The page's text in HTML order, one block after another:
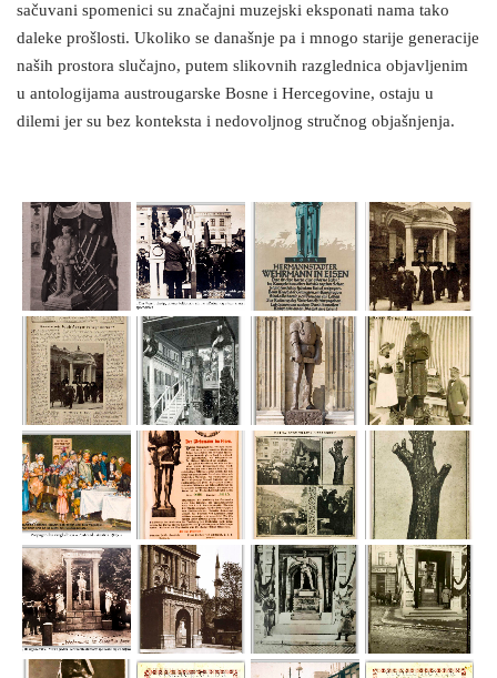
sačuvani spomenici su značajni muzejski eksponati nama tako
daleke prošlosti. Ukoliko se današnje pa i mnogo starije generacije
naših prostora slučajno, putem slikovnih razglednica objavljenim
u antologijama austrougarske Bosne i Hercegovine, ostaju u
dilemi jer su bez konteksta i nedovoljnog stručnog objašnjenja.